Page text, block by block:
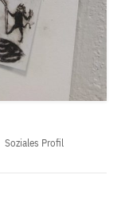
Soziales Profil